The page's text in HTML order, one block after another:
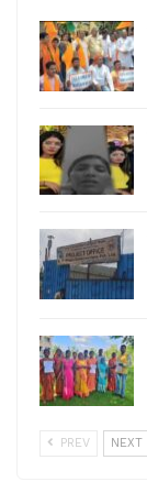
PREV NEXT